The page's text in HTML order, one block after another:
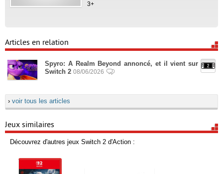
3+
Articles en relation
Spyro: A Realm Beyond annoncé, et il vient sur
Switch 2 08/06/2026
› voir tous les articles
Jeux similaires
Découvrez d'autres jeux Switch 2 d'Action :